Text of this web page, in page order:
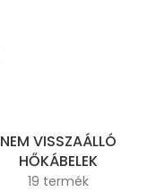
NEM VISSZAÁLLÓ
HŐKÁBELEK
19 termék